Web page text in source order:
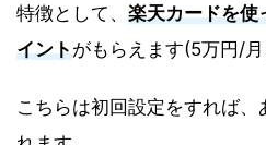
特徴として、 楽天カードを使
イントがもらえます(5万円/
こちらは初回設定をすれば、